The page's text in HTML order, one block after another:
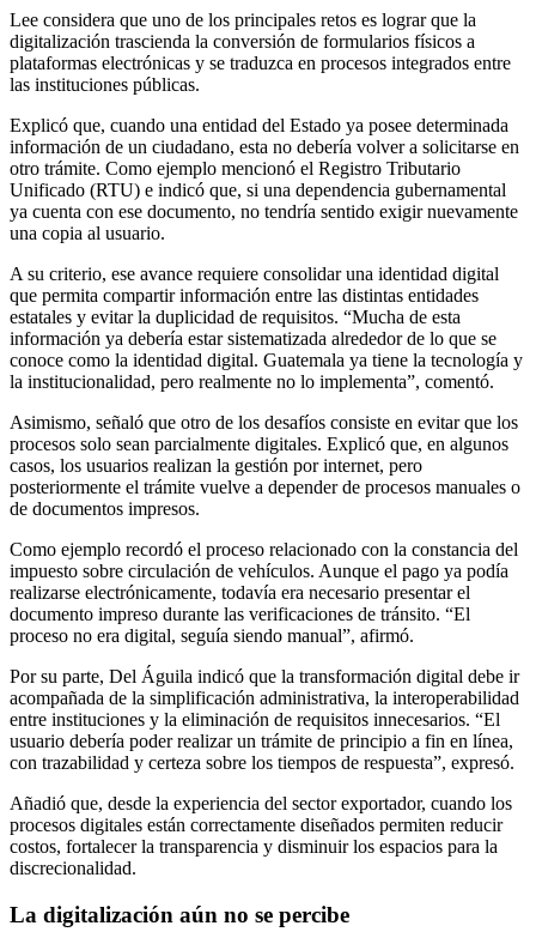
Lee considera que uno de los principales retos es lograr que la
digitalización trascienda la conversión de formularios físicos a
plataformas electrónicas y se traduzca en procesos integrados entre
las instituciones públicas.
Explicó que, cuando una entidad del Estado ya posee determinada
información de un ciudadano, esta no debería volver a solicitarse en
otro trámite. Como ejemplo mencionó el Registro Tributario
Unificado (RTU) e indicó que, si una dependencia gubernamental
ya cuenta con ese documento, no tendría sentido exigir nuevamente
una copia al usuario.
A su criterio, ese avance requiere consolidar una identidad digital
que permita compartir información entre las distintas entidades
estatales y evitar la duplicidad de requisitos. “Mucha de esta
información ya debería estar sistematizada alrededor de lo que se
conoce como la identidad digital. Guatemala ya tiene la tecnología y
la institucionalidad, pero realmente no lo implementa”, comentó.
Asimismo, señaló que otro de los desafíos consiste en evitar que los
procesos solo sean parcialmente digitales. Explicó que, en algunos
casos, los usuarios realizan la gestión por internet, pero
posteriormente el trámite vuelve a depender de procesos manuales o
de documentos impresos.
Como ejemplo recordó el proceso relacionado con la constancia del
impuesto sobre circulación de vehículos. Aunque el pago ya podía
realizarse electrónicamente, todavía era necesario presentar el
documento impreso durante las verificaciones de tránsito. “El
proceso no era digital, seguía siendo manual”, afirmó.
Por su parte, Del Águila indicó que la transformación digital debe ir
acompañada de la simplificación administrativa, la interoperabilidad
entre instituciones y la eliminación de requisitos innecesarios. “El
usuario debería poder realizar un trámite de principio a fin en línea,
con trazabilidad y certeza sobre los tiempos de respuesta”, expresó.
Añadió que, desde la experiencia del sector exportador, cuando los
procesos digitales están correctamente diseñados permiten reducir
costos, fortalecer la transparencia y disminuir los espacios para la
discrecionalidad.
La digitalización aún no se percibe